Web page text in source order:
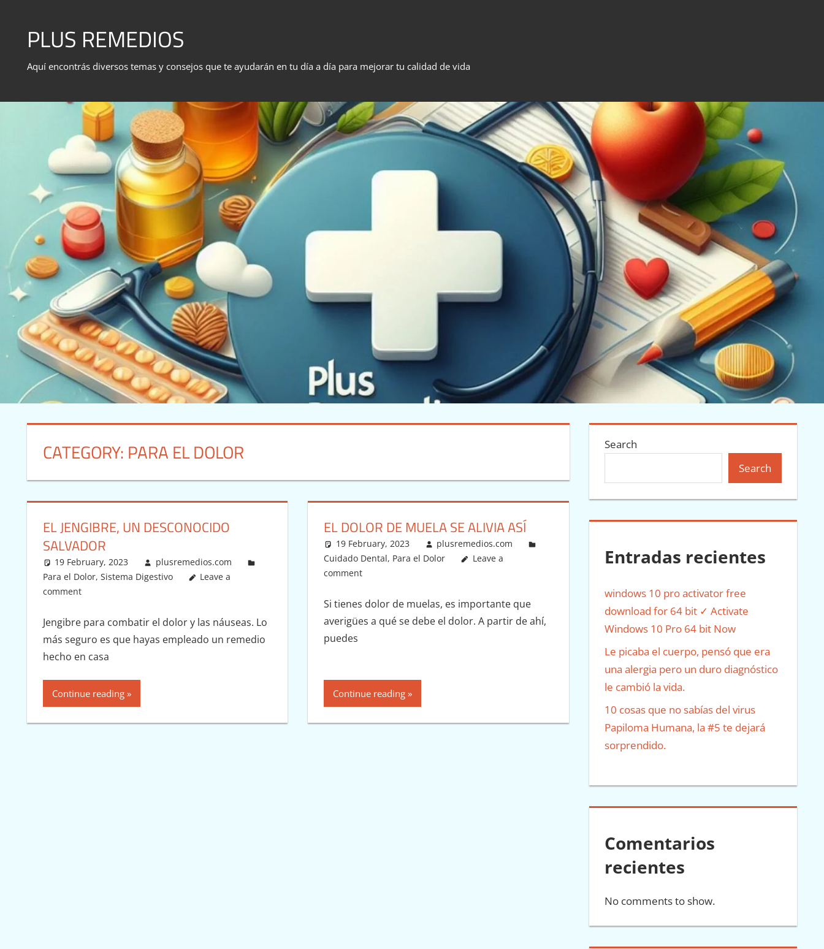
contentPLUS REMEDIOS
Aquí encontrás diversos temas y consejos que te ayudarán en tu día a día para mejorar tu calidad de vida
CATEGORY: PARA EL DOLOR
EL JENGIBRE, UN DESCONOCIDO
SALVADOR
19 February, 2023
plusremedios.com
Para el Dolor, Sistema Digestivo
Leave a
comment
Jengibre para combatir el dolor y las náuseas. Lo
más seguro es que hayas empleado un remedio
hecho en casa
Continue reading
EL DOLOR DE MUELA SE ALIVIA ASÍ
19 February, 2023
plusremedios.com
Cuidado Dental, Para el Dolor
Leave a
comment
Si tienes dolor de muelas, es importante que
averigües a qué se debe el dolor. A partir de ahí,
puedes
Continue reading
Search
Search
Entradas recientes
windows 10 pro activator free
download for 64 bit ✓ Activate
Windows 10 Pro 64 bit Now
Le picaba el cuerpo, pensó que era
una alergia pero un duro diagnóstico
le cambió la vida.
10 cosas que no sabías del virus
Papiloma Humana, la #5 te dejará
sorprendido.
Comentarios
recientes
No comments to show.